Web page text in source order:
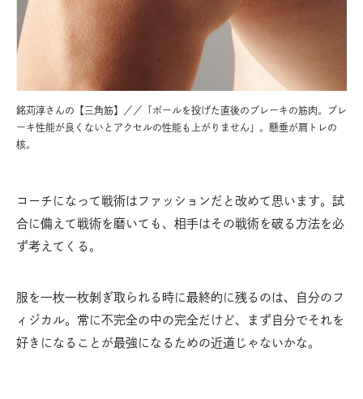
銘苅淳さんの【三角筋】／／「ボールを投げた直後のブレーキの筋肉。ブレ
ーキ性能が良くないとアクセルの性能も上がりません」。懸垂が肩トレの
核。
コーチになって戦術はファッションだと改めて思います。試
合に備えて戦術を磨いても、相手はその戦術を破る方法を必
ず考えてくる。
服を一枚一枚剝ぎ取られる時に最終的に残るのは、自分のフ
ィジカル。常に不完全の中の完全だけど、まず自分でそれを
好きになることが最強になるための近道じゃないかな。